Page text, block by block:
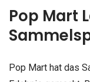
Pop Mart
Pop Mart hat das